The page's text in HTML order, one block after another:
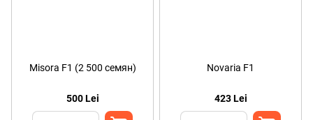
Misora F1 (2 500 семян)
500 Lei
Novaria F1
423 Lei